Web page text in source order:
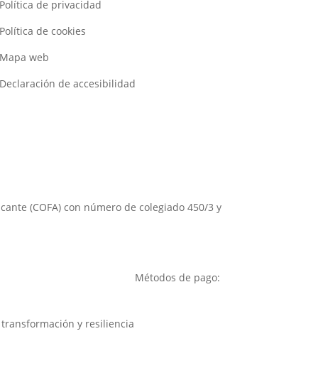
Política de privacidad
Política de cookies
Mapa web
Declaración de accesibilidad
(COFA) con número de colegiado 450/3 y
Métodos de pago: